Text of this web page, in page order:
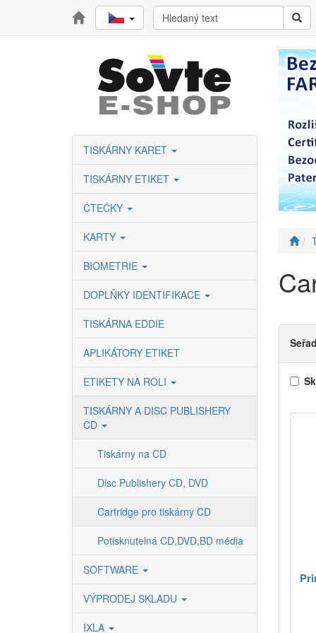
TISKÁRNY KARET
TISKÁRNY ETIKET
ČTEČKY
KARTY
BIOMETRIE
DOPLŇKY IDENTIFIKACE
TISKÁRNA EDDIE
APLIKÁTORY ETIKET
ETIKETY NA ROLI
TISKÁRNY A DISC PUBLISHERY
CD
Tiskárny na CD
Disc Publishery CD, DVD
Cartridge pro tiskárny CD
Potisknutelná CD,DVD,BD média
SOFTWARE
VÝPRODEJ SKLADU
IXLA